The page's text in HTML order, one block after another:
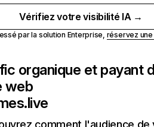
Vérifiez votre visibilité IA →
par la solution Enterprise, réservez
organique et payant
web
comment l'audience de